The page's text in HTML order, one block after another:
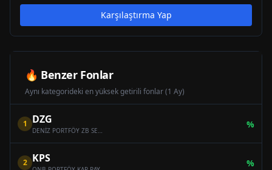
Karşılaştırma Yap
🔥 Benzer Fonlar
Aynı kategorideki en yüksek getirili fonlar (1 Ay)
1 DZG
DENİZ PORTFÖY ZB SERBEST (DÖVİZ) ÖZEL FON
%
2 KPS %